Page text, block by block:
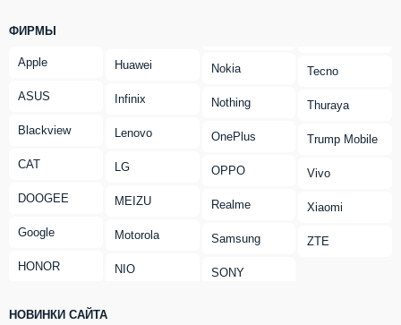
ФИРМЫ
Apple
ASUS
Blackview
CAT
DOOGEE
Google
HONOR
Huawei
Infinix
Lenovo
LG
MEIZU
Motorola
NIO
Nokia
Nothing
OnePlus
OPPO
Realme
Samsung
SONY
Tecno
Thuraya
Trump Mobile
Vivo
Xiaomi
ZTE
НОВИНКИ САЙТА